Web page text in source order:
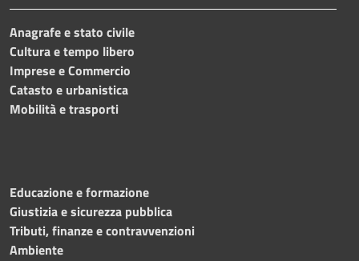
Anagrafe e stato civile
Cultura e tempo libero
Imprese e Commercio
Catasto e urbanistica
Mobilità e trasporti
Educazione e formazione
Giustizia e sicurezza pubblica
Tributi, finanze e contravvenzioni
Ambiente